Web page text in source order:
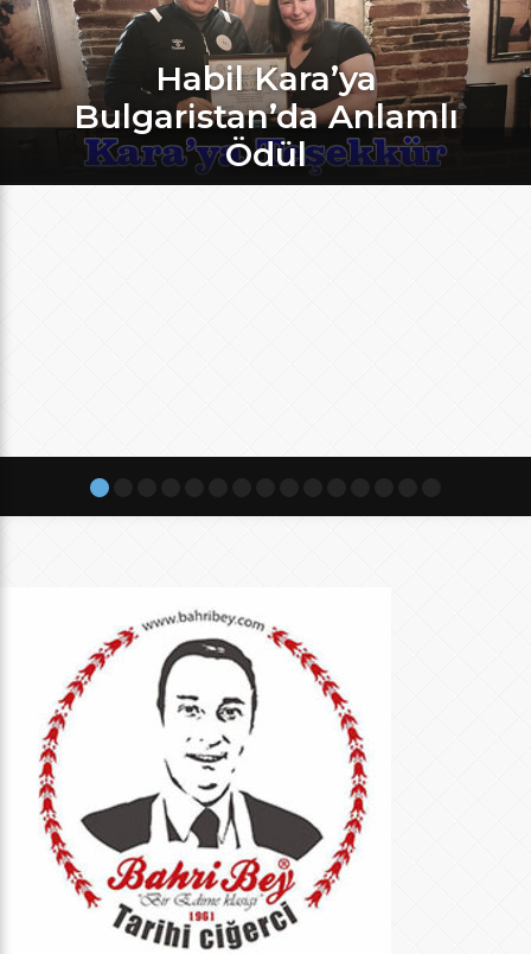
Habil Kara’ya
Bulgaristan’da Anlamlı
Ödül